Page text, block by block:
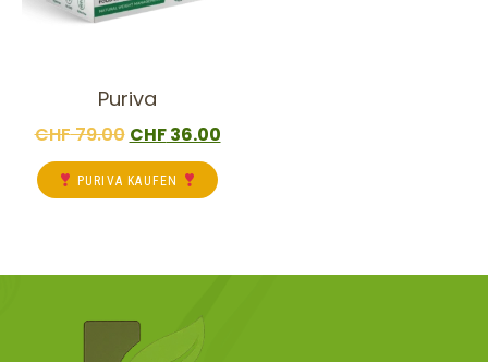
Puriva
CHF79.00 CHF36.00
PURIVA KAUFEN